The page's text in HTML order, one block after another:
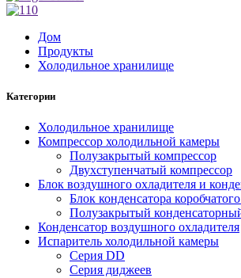
Дом
Продукты
Холодильное хранилище
Категории
Холодильное хранилище
Компрессор холодильной камеры
Полузакрытый компрессор
Двухступенчатый компрессор
Блок воздушного охладителя и
Блок конденсатора
Полузакрытый
Конденсатор воздушного охладителя
Испаритель холодильной камеры
Серия DD
Серия диджеев